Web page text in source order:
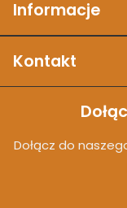
Informacje
Kontakt
Dołącz do